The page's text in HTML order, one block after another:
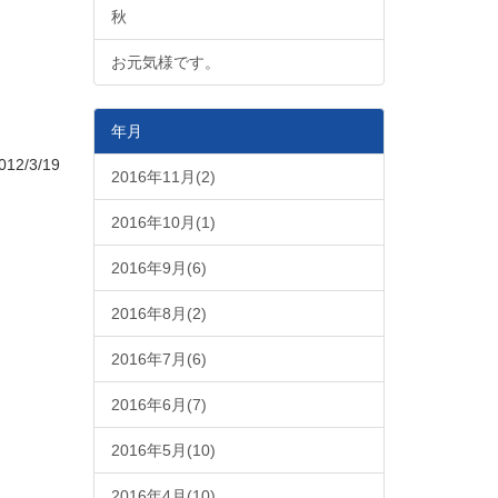
3/19
秋
お元気様です。
年月
2016年11月(2)
2016年10月(1)
2016年9月(6)
2016年8月(2)
2016年7月(6)
2016年6月(7)
2016年5月(10)